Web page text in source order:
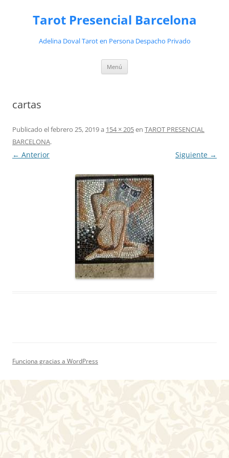
contenidoTarot Presencial Barcelona
Adelina Doval Tarot en Persona Despacho Privado
Menú
cartas
Publicado elfebrero 25, 2019a 154 × 205en TAROT PRESENCIAL
BARCELONA.
← Anterior Siguiente →
Funciona gracias a WordPress